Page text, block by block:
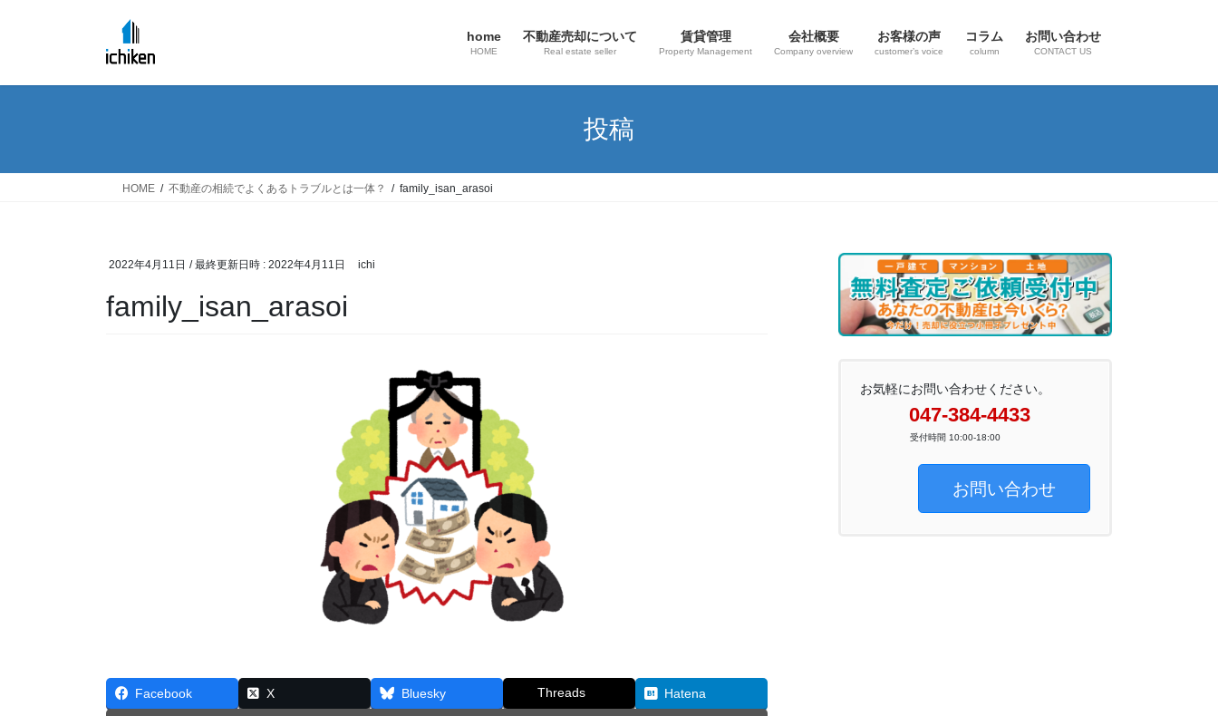
home
HOME
不動産売却について
Real estate seller
賃貸管理
Property Management
会社概要
Company overview
お客様の声
customer’s voice
コラム
column
お問い合わせ
CONTACT US
投稿
HOME 不動産の相続でよくあるトラブルとは一体？ family_isan_arasoi
2022年4月11日 / 最終更新日時 : 2022年4月11日 ichi
family_isan_arasoi
Facebook X Bluesky Threads Hatena
お気軽にお問い合わせください。
047-384-4433
受付時間 10:00-18:00
お問い合わせ